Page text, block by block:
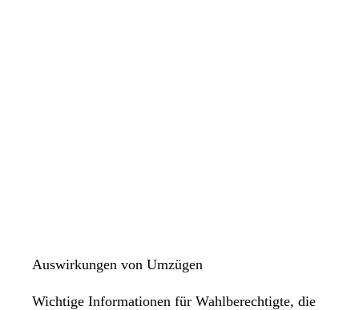
Auswirkungen von Umzügen
Wichtige Informationen für Wahlberechtigte, die